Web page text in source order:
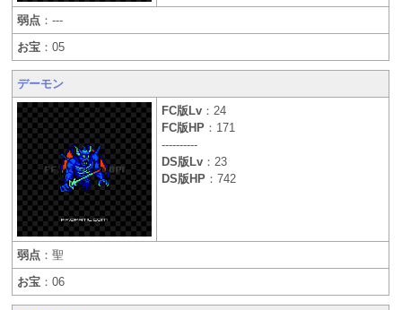
弱点 ：---
お宝 ：05
デーモン
FC版Lv ：24
FC版HP ：171
----------
DS版Lv ：23
DS版HP ：742
弱点 ：聖
お宝 ：06